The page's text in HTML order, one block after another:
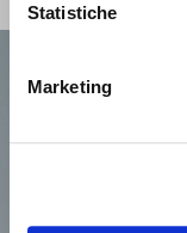
Statistiche
Marketing